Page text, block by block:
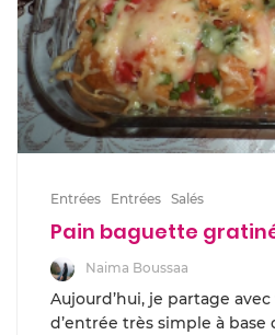
Entrées Entrées Salés
Pain baguette
Naima Boussaa
Aujourd’hui, je partage
d’entrée très simple à base